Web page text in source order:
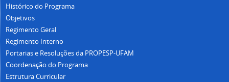
Histórico do Programa
Objetivos
Regimento Geral
Regimento Interno
Portarias e Resoluções da PROPESP-UFAM
Coordenação do Programa
Estrutura Curricular